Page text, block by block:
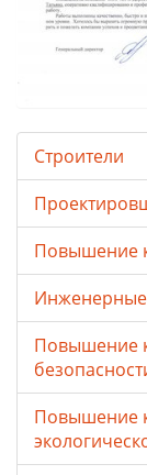
Строители
Повышение
Повышение
Повышение